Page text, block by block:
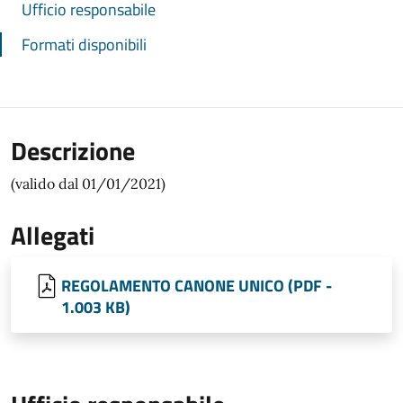
Ufficio responsabile
Formati disponibili
Descrizione
(valido dal 01/01/2021)
Allegati
REGOLAMENTO CANONE UNICO (PDF -
1.003 KB)